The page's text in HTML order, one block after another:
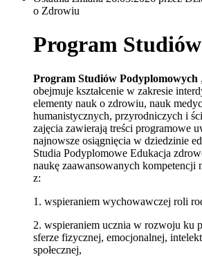
o Zdrowiu
Program Studiów
Program Studiów Podyplomowych
obejmuje kształcenie w zakresie
elementy nauk o zdrowiu, nauk
humanistycznych, przyrodniczych i
zajęcia zawierają treści programowe
najnowsze osiągnięcia w dziedzinie
Studia Podyplomowe Edukacja
naukę zaawansowanych kompetencji
z:
1. wspieraniem wychowawczej roli
2. wspieraniem ucznia w rozwoju ku
sferze fizycznej, emocjonalnej,
społecznej,